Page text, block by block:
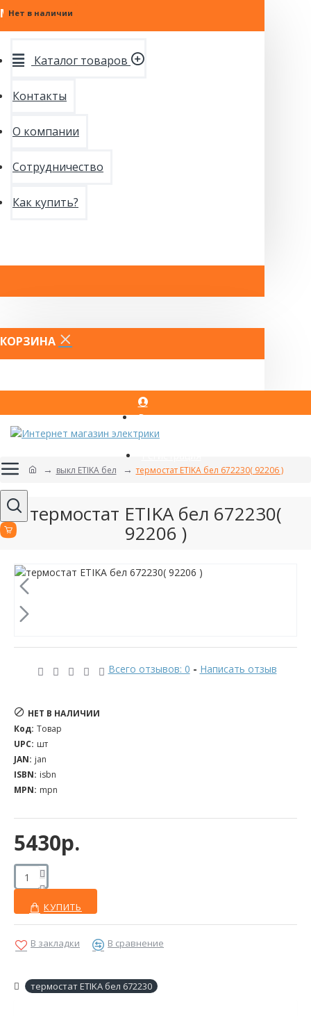
МЕНЮ
Каталог товаров
Контакты
О компании
Сотрудничество
Как купить?
КОРЗИНА
Вход
выкл ETIKA бел термостат ETIKA бел 672230( 92206 )
термостат ETIKA бел 672230(
92206 )
Нет в наличии
Всего отзывов: 0 - Написать отзыв
5430р.
НЕТ В НАЛИЧИИ
Код: Товар
UPC: шт
JAN: jan
ISBN: isbn
MPN: mpn
КУПИТЬ
В закладки В сравнение
термостат ETIKA бел 672230
Нет в наличии
Нет в наличии